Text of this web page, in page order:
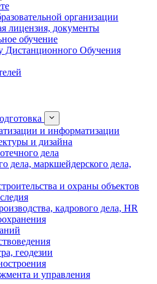
организации
лицензия, документы
обучение
Дистанционного Обучения
и информатизации
и дизайна
дела
дела, маркшейдерского дела,
и охраны объектов
кадрового дела, HR
геодезии
и управления